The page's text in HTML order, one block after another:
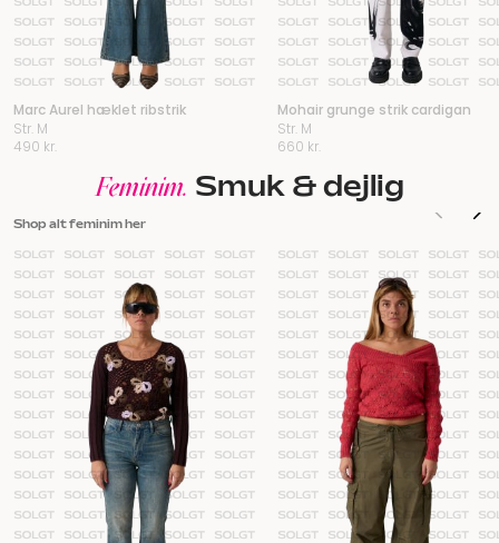
Marc Aurel hæklet ribstrik
Str. M
490 kr.
Mohair grunge strik cardigan
Str. M
660 kr.
Feminim. Smuk & dejlig
Shop alt feminim her